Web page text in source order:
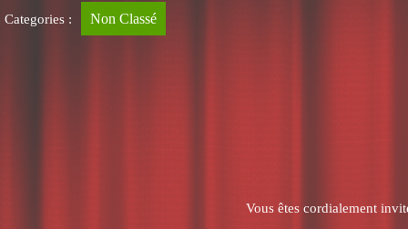
Categories : Non Classé
Vous êtes cordialement